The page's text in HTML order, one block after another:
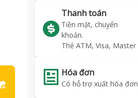
Thanh toán
Tiền mặt, chuyển
khoản.
Thẻ ATM, Visa, Master
Hóa đơn
Có hỗ trợ xuất hóa đơn